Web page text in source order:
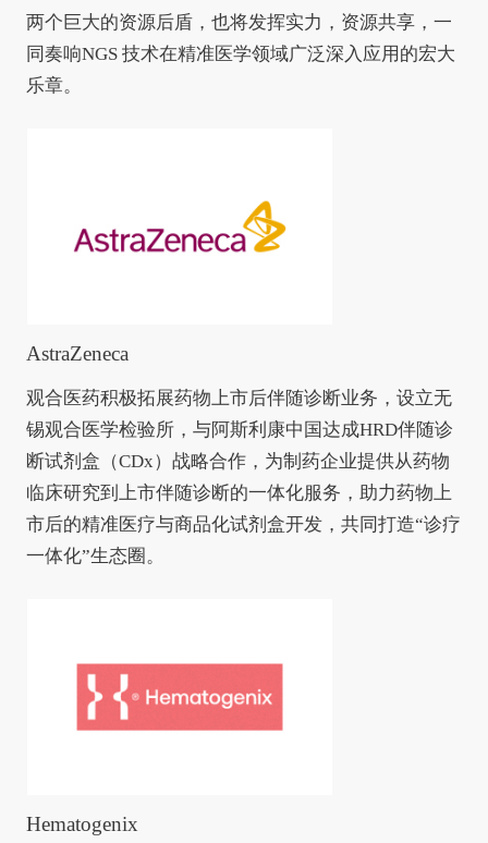
两个巨大的资源后盾，也将发挥实力，资源共享，一
同奏响NGS 技术在精准医学领域广泛深入应用的宏大
乐章。
AstraZeneca
观合医药积极拓展药物上市后伴随诊断业务，设立无
锡观合医学检验所，与阿斯利康中国达成HRD伴随诊
断试剂盒（CDx）战略合作，为制药企业提供从药物
临床研究到上市伴随诊断的一体化服务，助力药物上
市后的精准医疗与商品化试剂盒开发，共同打造“诊疗
一体化”生态圈。
Hematogenix